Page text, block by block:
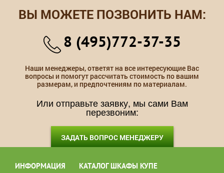
ВЫ МОЖЕТЕ ПОЗВОНИТЬ НАМ:
8 (495)772-37-35
Наши менеджеры, ответят на все интересующие Вас
вопросы и помогут рассчитать стоимость по вашим
размерам, и предпочтениям по материалам.
Или отправьте заявку, мы сами Вам
перезвоним:
ЗАДАТЬ ВОПРОС МЕНЕДЖЕРУ
ИНФОРМАЦИЯ КАТАЛОГ ШКАФЫ КУПЕ